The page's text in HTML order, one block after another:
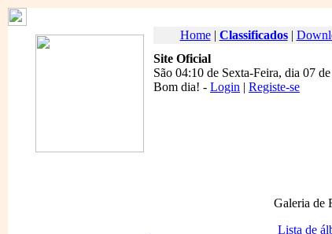
Home| Classificados|
Site Oficial
São 04:10 de Sexta-Feira, dia 07
Bom dia! - Login | Registe-se
Galeria de
Lista de